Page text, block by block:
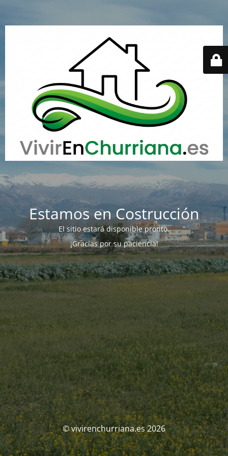
Estamos en Costrucción
El sitio estará disponible pronto.
¡Gracias por su paciencia!
© vivirenchurriana.es 2026